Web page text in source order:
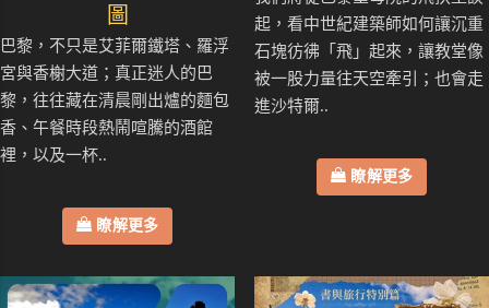
圖
巴黎，不只是艾菲爾鐵塔、羅浮
宮與香榭大道；真正迷人的巴
黎，往往藏在清晨剛出爐的麵包
香、午餐時段熱鬧喧騰的酒館
裡，以及一杯..
瞭解更多
起，看中世紀建築師如何讓沉重
石塊彷彿「飛」起來，讓教堂像
被一股力量往天空牽引；也會走
進沙特爾..
瞭解更多